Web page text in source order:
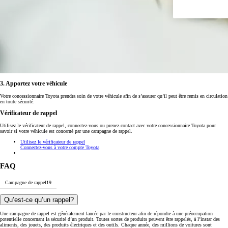
3. Apportez votre véhicule
Votre concessionnaire Toyota prendra soin de votre véhicule afin de s’assurer qu’il peut être remis en circulation
en toute sécurité.
Vérificateur de rappel
Utilisez le vérificateur de rappel, connectez-vous ou prenez contact avec votre concessionnaire Toyota pour
savoir si votre véhicule est concerné par une campagne de rappel.
Utilisez le vérificateur de rappel
Connectez-vous à votre compte Toyota
FAQ
Campagne de rappel19
Qu’est-ce qu’un rappel?
Une campagne de rappel est généralement lancée par le constructeur afin de répondre à une préoccupation
potentielle concernant la sécurité d’un produit. Toutes sortes de produits peuvent être rappelés, à l’instar des
aliments, des jouets, des produits électriques et des outils. Chaque année, des millions de voitures sont